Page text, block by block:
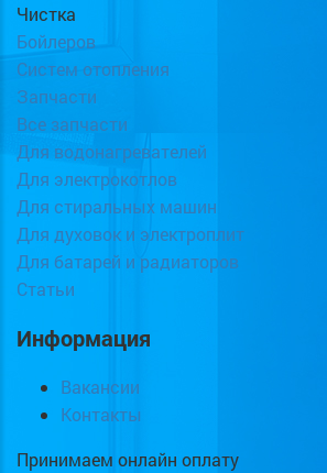
Чистка
Бойлеров
Систем отопления
Запчасти
Все запчасти
Для водонагревателей
Для электрокотлов
Для стиральных машин
Для духовок и электроплит
Для батарей и радиаторов
Статьи
Информация
Вакансии
Контакты
Принимаем онлайн оплату